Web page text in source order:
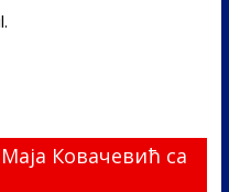
Ковачевић са